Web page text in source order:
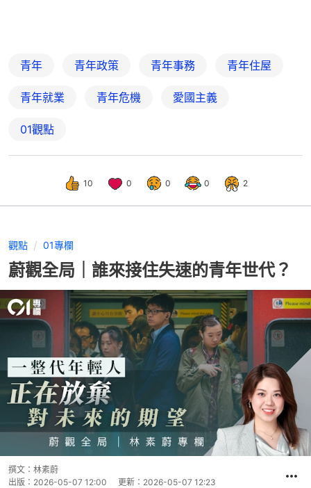
青年 青年政策 青年事務 青年住屋
青年就業 青年危機 愛國主義
01觀點
10 0 0 0 2
觀點 01專欄
蔚觀全局｜誰來接住失速的青年世代？
撰文： 林素蔚
出版： 2026-05-07 12:00 更新： 2026-05-07 12:23